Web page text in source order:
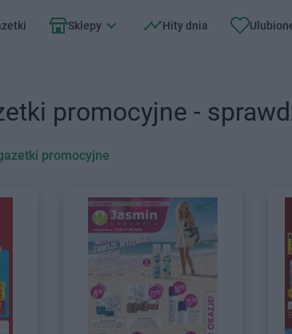
Sklepy Hity dnia
promocyjne -
promocyjne